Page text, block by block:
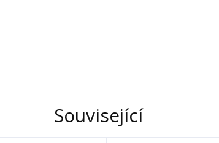
Související